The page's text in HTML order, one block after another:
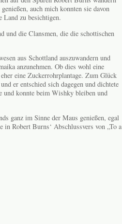
auch mich konnten sie davon
Land zu besichtigen.
und die Clansmen, die die schottischen
aus Schottland auszuwandern und
anzunehmen. Ob dies wohl eine
eine Zuckerrohrplantage. Zum Glück
er entschied sich dagegen und dichtete
und konnte beim Wishky bleiben und
ganz im Sinne der Maus genießen, egal
in Robert Burns‘ Abschlussvers von „To a